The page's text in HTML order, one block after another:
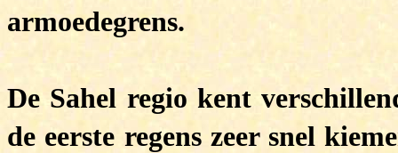
armoedegrens.
De Sahel regio kent
de eerste regens zeer snel